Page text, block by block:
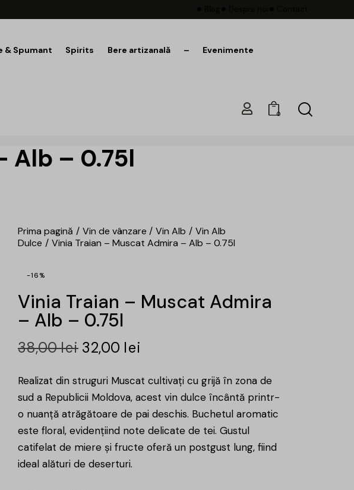
& Spumant Spirits Bere artizanală – Evenimente
0
Alb – 0.75l
Prima pagină Vin de vânzare Vin Alb
Vin Alb
Dulce
Vinia Traian – Muscat Admira – Alb – 0.75l
-16%
Vinia Traian – Muscat Admira
– Alb – 0.75l
38,00lei 32,00 lei
Realizat din struguri Muscat cultivați cu grijă în zona de
sud a Republicii Moldova, acest vin dulce încântă printr-
o nuanță atrăgătoare de pai deschis. Buchetul aromatic
este floral, evidențiind note delicate de tei. Gustul
catifelat de miere și fructe oferă un postgust lung, fiind
ideal alături de deserturi.